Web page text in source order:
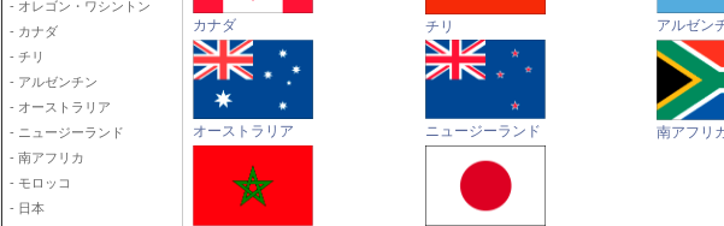
- オレゴン・ワシントン
- カナダ
- チリ
- アルゼンチン
- オーストラリア
- ニュージーランド
- 南アフリカ
- モロッコ
- 日本
カナダ チリ アルゼン
オーストラリア ニュージーランド 南アフリ